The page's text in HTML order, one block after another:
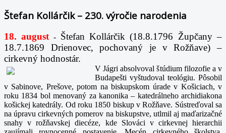
Štefan Kollárčik – 230. výročie narodenia
18. august -
Štefan Kollárčik (18.8.1796 Župčany –
18.7.1869 Drienovec, pochovaný je v Rožňave) –
cirkevný hodnostár.
V Jágri absolvoval štúdium filozofie a v
Budapešti vyštudoval teológiu. Pôsobil
v Sabinove, Prešove, potom na biskupskom úrade v Košiciach, v
roku 1834 bol menovaný za kanonika – katedrálneho archidiakona
košickej katedrály. Od roku 1850 biskup v Rožňave. Sústreďoval sa
na úpravu cirkevných pomerov na biskupstve, utlmil aj maďarizačné
snahy v rožňavskej diecéze, kde Slováci v cirkevnej hierarchii